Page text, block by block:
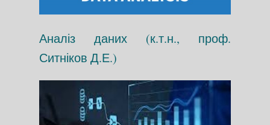
Аналіз даних (к.т.н., проф.
Ситніков Д.Е.)